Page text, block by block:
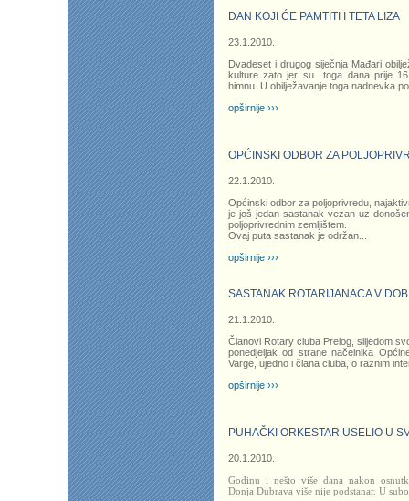
DAN KOJI ĆE PAMTITI I TETA LIZA
23.1.2010.
Dvadeset i drugog siječnja Mađari
kulture zato jer su toga dana prije
himnu. U obilježavanje toga nadnevka
opširnije ›››
OPĆINSKI ODBOR ZA
22.1.2010.
Općinski odbor za poljoprivredu,
je još jedan sastanak vezan uz
poljoprivrednim zemljištem.
Ovaj puta sastanak je održan...
opširnije ›››
SASTANAK ROTARIJANACA V
21.1.2010.
Članovi Rotary cluba Prelog, slijedom
ponedjeljak od strane načelnika
Varge, ujedno i člana cluba, o raznim
opširnije ›››
PUHAČKI ORKESTAR USELIO U
20.1.2010.
Godinu i nešto više dana nakon
Donja Dubrava više nije podstanar. U